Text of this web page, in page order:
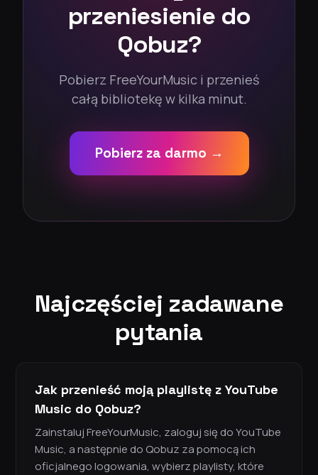
przeniesienie do
Qobuz?
Pobierz FreeYourMusic i przenieś
całą bibliotekę w kilka minut.
Pobierz za darmo →
Najczęściej zadawane
pytania
Jak przenieść moją playlistę z YouTube
Music do Qobuz?
Zainstaluj FreeYourMusic, zaloguj się do YouTube
Music, a następnie do Qobuz za pomocą ich
oficjalnego logowania, wybierz playlisty, które